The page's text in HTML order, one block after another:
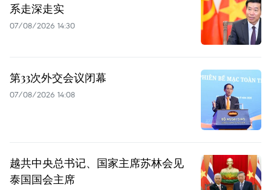
系走深走实
07/08/2026 14:30
第33次外交会议闭幕
07/08/2026 14:08
越共中央总书记、国家主席苏林会见
泰国国会主席